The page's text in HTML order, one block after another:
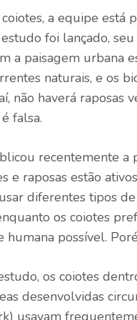
a equipe
foi lançado,
a paisagem urbana
naturais, e os
não haverá raposas
falsa.
recentemente a
e raposas estão
diferentes tipos
os coiotes
possível.
os coiotes
desenvolvidas
usavam